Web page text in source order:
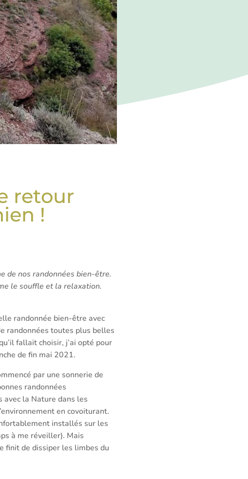
retour
!
de nos randonnées bien-être.
le souffle et la relaxation.
randonnée bien-être avec
randonnées toutes plus belles
fallait choisir, j’ai opté pour
de fin mai 2021.
par une sonnerie de
randonnées
avec la Nature dans les
en covoiturant.
installés sur les
à me réveiller). Mais
finit de dissiper les limbes du